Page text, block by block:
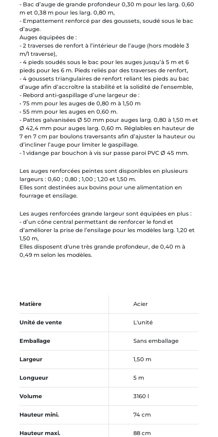
- Bac d’auge de grande profondeur 0,30 m pour les larg. 0,60
m et 0,38 m pour les larg. 0,80 m,
- Empattement renforcé par des goussets, soudé sous le bac
d’auge.
Auges équipées de :
- 2 traverses de renfort à l’intérieur de l’auge (hors modèle 3
m/1 traverse),
- 4 pieds soudés sous le bac pour les auges jusqu’à 5 m et 6
pieds pour les 6 m. Pieds reliés par des traverses de renfort,
- 4 goussets triangulaires de renfort reliant les pieds au bac
d’auge afin d’accroître la stabilité et la solidité de l’ensemble,
- Rebord anti-gaspillage d’une largeur de :
• 75 mm pour les auges de 0,80 m à 1,50 m
• 55 mm pour les auges en 0,60 m.
- Pattes galvanisées Ø 50 mm pour auges larg. 0,80 à 1,50 m et
Ø 42,4 mm pour auges larg. 0,60 m. Réglables en hauteur de
7 en 7 cm par boulons traversants afin d’ajuster la hauteur ou
d’incliner l’auge pour limiter le gaspillage.
- 1 vidange par bouchon à vis sur passe paroi PVC Ø 45 mm.
Les auges renforcées peintes sont disponibles en plusieurs
largeurs : 0,60 ; 0,80 ; 1,00 ; 1,20 et 1,50 m.
Elles sont destinées aux bovins pour une alimentation en
fourrage et ensilage.
Les auges renforcées grande largeur sont équipées en plus :
- d’un cône central permettant de renforcer le fond et
d’améliorer la prise de l’ensilage pour les modèles larg. 1,20 et
1,50 m,
Elles disposent d'une très grande profondeur, de 0,40 m à
0,49 m selon les modèles.
Matière Acier
Unité de vente L'unité
Emballage Sans emballage
Largeur 1,50 m
Longueur 5 m
Volume 3160 l
Hauteur mini. 74 cm
Hauteur maxi. 88 cm